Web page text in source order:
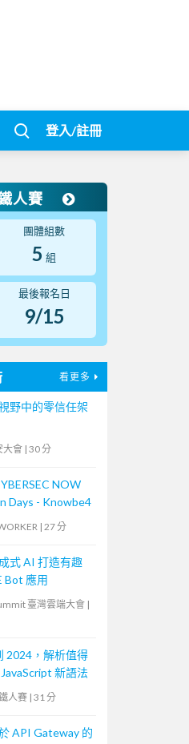
登入/註冊
人賽
團體組數
5 組
最後報名日
9/15
看更多
野中的零信任架
大會 | 30 分
NOW
Days - Knowbe4
| 27 分
式 AI 打造有趣
Bot 應用
臺灣雲端大會 |
2024，解析值得
新語法
人賽 | 31 分
API Gateway 的